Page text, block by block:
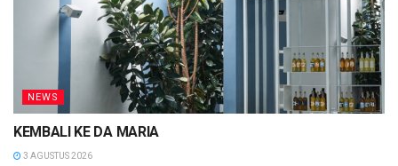
NEWS
KEMBALI KE DA MARIA
3 AGUSTUS 2026